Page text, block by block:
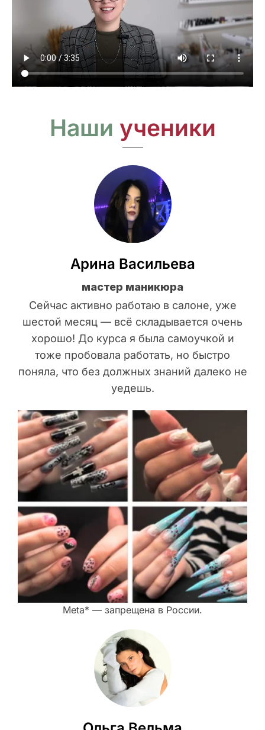
Наши ученики
Арина Васильева
мастер маникюра
Сейчас активно работаю в салоне, уже
шестой месяц — всё складывается очень
хорошо! До курса я была самоучкой и
тоже пробовала работать, но быстро
поняла, что без должных знаний далеко не
уедешь.
Meta* — запрещена в России.